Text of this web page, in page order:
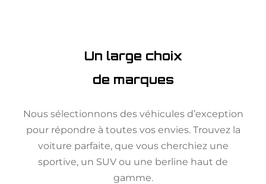
Un large choix
de marques
Nous sélectionnons des véhicules d’exception
pour répondre à toutes vos envies. Trouvez la
voiture parfaite, que vous cherchiez une
sportive, un SUV ou une berline haut de
gamme.